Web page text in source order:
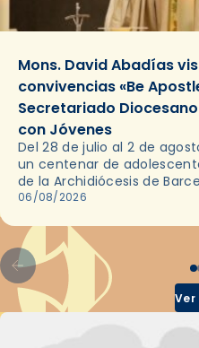
Mons. David Abadías
convivencias «Be
Secretariado
con Jóvenes
Del 28 de julio al 2 de
un centenar de
de la Archidiócesis de
en las convivencias Be
06/08/2026
Ver